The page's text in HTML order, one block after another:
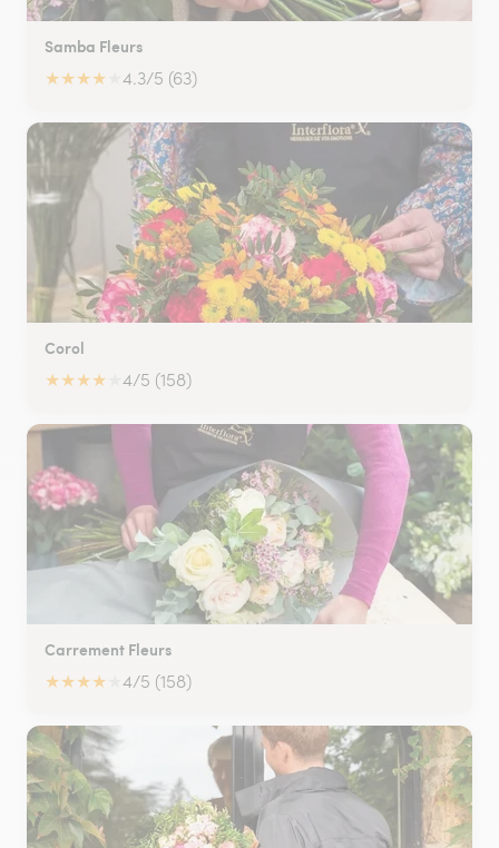
Samba Fleurs
★★★★ 4.3/5 (63)
Corol
★★★★ 4/5 (158)
Carrement Fleurs
★★★★ 4/5 (158)